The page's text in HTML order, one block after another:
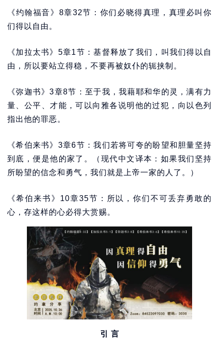
《约翰福音》8章32节：你们必晓得真理，真理必叫你
们得以自由。
《加拉太书》5章1节：基督释放了我们，叫我们得以自
由，所以要站立得稳，不要再被奴仆的轭挟制。
《弥迦书》3章8节：至于我，我藉耶和华的灵，满有力
量、公平、才能，可以向雅各说明他的过犯，向以色列
指出他的罪恶。
《希伯来书》3章6节：我们若将可夸的盼望和胆量坚持
到底，便是他的家了。（现代中文译本：如果我们坚持
所盼望的信念和勇气，我们就是上帝一家的人了。）
《希伯来书》10章35节：所以，你们不可丢弃勇敢的
心，存这样的心必得大赏赐。
引 言